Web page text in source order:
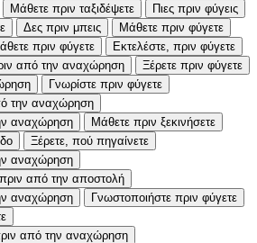
Μάθετε πριν ταξιδέψετε
Πιες πριν φύγεις
Δες πριν μπεις
Μάθετε πριν φύγετε
πριν φύγετε
Εκτελέστε, πριν φύγετε
από την αναχώρηση
Ξέρετε πριν φύγετε
Γνωρίστε πριν φύγετε
την αναχώρηση
αναχώρηση
Μάθετε πριν ξεκινήσετε
Ξέρετε, πού πηγαίνετε
αναχώρηση
από την αποστολή
αναχώρηση
Γνωστοποιήστε πριν φύγετε
από την αναχώρηση